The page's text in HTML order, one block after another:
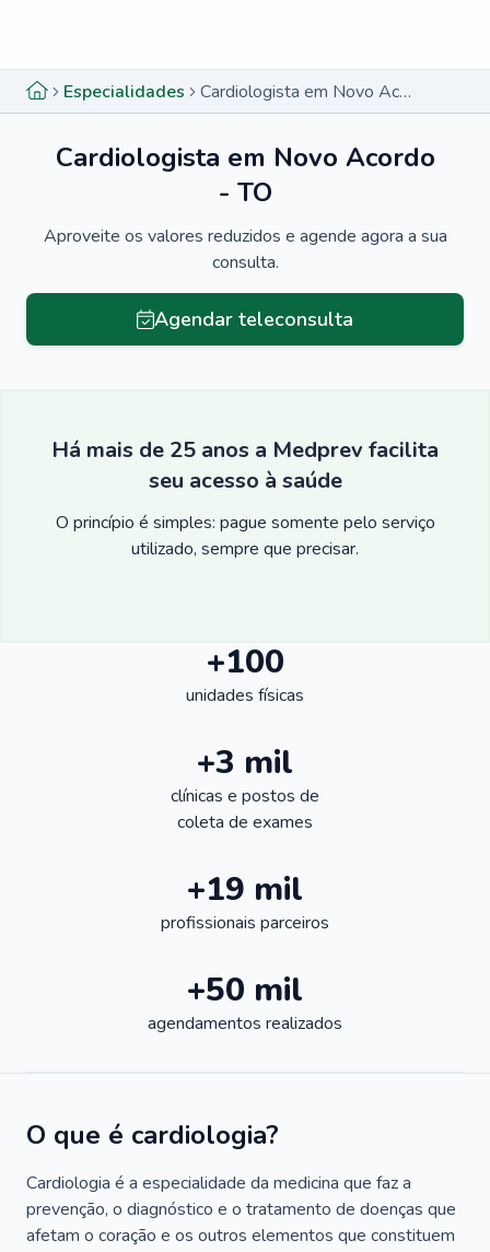
Especialidades Cardiologista em Novo Acordo - TO
Cardiologista em Novo Acordo
- TO
Aproveite os valores reduzidos e agende agora a sua
consulta.
Agendar teleconsulta
Há mais de 25 anos a Medprev facilita
seu acesso à saúde
O princípio é simples: pague somente pelo serviço
utilizado, sempre que precisar.
+100
unidades físicas
+3 mil
clínicas e postos de
coleta de exames
+19 mil
profissionais parceiros
+50 mil
agendamentos realizados
O que é cardiologia?
Cardiologia é a especialidade da medicina que faz a
prevenção, o diagnóstico e o tratamento de doenças que
afetam o coração e os outros elementos que constituem